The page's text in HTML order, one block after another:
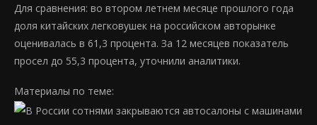
Для сравнения: во втором летнем месяце прошлого года
доля китайских легковушек на российском авторынке
оценивалась в 61,3 процента. За 12 месяцев показатель
просел до 55,3 процента, уточнили аналитики.
Материалы по теме: